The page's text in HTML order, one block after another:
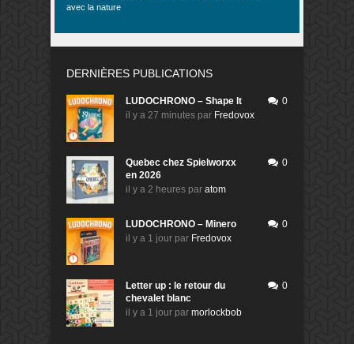
avec la nature
DERNIÈRES PUBLICATIONS
LUDOCHRONO – Shape It
il y a 27 minutes par Fredovox
0
Quebec chez Spielworxx
en 2026
il y a 2 heures par atom
0
LUDOCHRONO – Minero
il y a 1 jour par Fredovox
0
Letter up : le retour du
chevalet blanc
il y a 1 jour par morlockbob
0